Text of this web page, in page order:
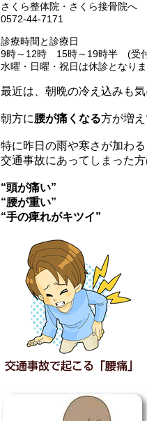
さくら整体院・さくら接骨院へ
0572-44-7171
診療時間と診療日
9時～12時 15時～19時半 (受
水曜・日曜・祝日は休診となりま
最近は、朝晩の冷え込みも
朝方に腰が痛くなる方が増え
特に昨日の雨や寒さが加わ
交通事故にあってしまった
“頭が痛い”
“腰が重い”
“手の痺れがキツイ”